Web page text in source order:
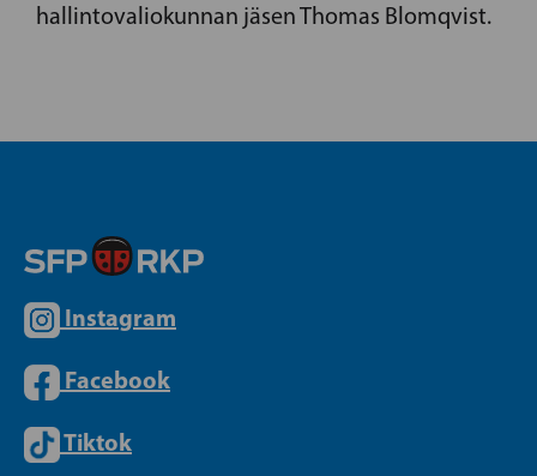
hallintovaliokunnan jäsen Thomas Blomqvist.
Instagram
Facebook
Tiktok